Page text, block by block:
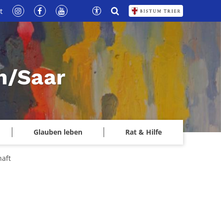
Saar
Glauben leben Rat & Hilfe